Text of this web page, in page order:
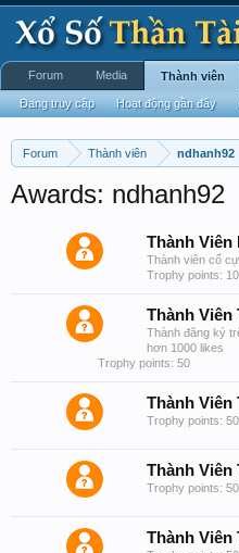
Forum Thành viên ndhanh92
Awards: ndhanh92
Thành Viên
Thành viên cổ
Trophy points:
Thành Viên
Thành đăng ký
hơn 1000 likes
Trophy points: 50
Thành Viên
Trophy points: 50
Thành Viên
Trophy points: 50
Thành Viên
Forum Media Thành viên
Đang truy cập Hoạt động gần đây